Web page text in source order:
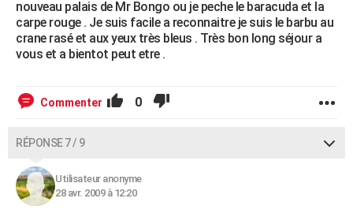
nouveau palais de Mr Bongo ou je peche le baracuda et la
carpe rouge . Je suis facile a reconnaitre je suis le barbu au
crane rasé et aux yeux très bleus . Très bon long séjour a
vous et a bientot peut etre .
Commenter 0
RÉPONSE 7 / 9
Utilisateur anonyme
28 avr. 2009 à 12:20